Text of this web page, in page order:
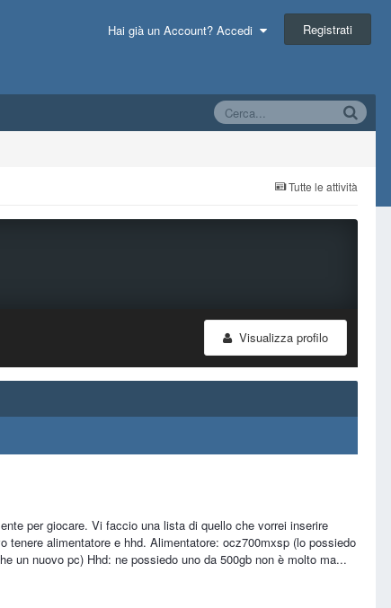
Hai già un Account? Accedi Registrati
Tutte le attività
Visualizza profilo
per giocare. Vi faccio una lista di quello che vorrei inserire
alimentatore e hhd. Alimentatore: ocz700mxsp (lo possiedo
un nuovo pc) Hhd: ne possiedo uno da 500gb non è molto ma...